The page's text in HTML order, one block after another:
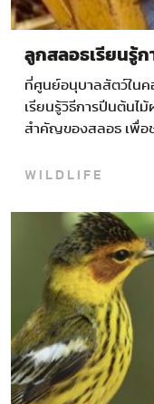
ลูกสลอธเรียนรู้ก
ที่ศูนย์อนุบาลสัตว์ในค
เรียนรู้วิธีการปีนต้นไ
สำคัญของสลอธ เพื่อช่
WILDLIFE